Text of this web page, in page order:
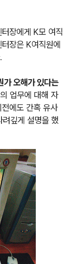
장에게 K모 여직
장은 K여직원에
가 오해가 있다는
업무에 대해 자
에도 간혹 유사
깊게 설명을 했